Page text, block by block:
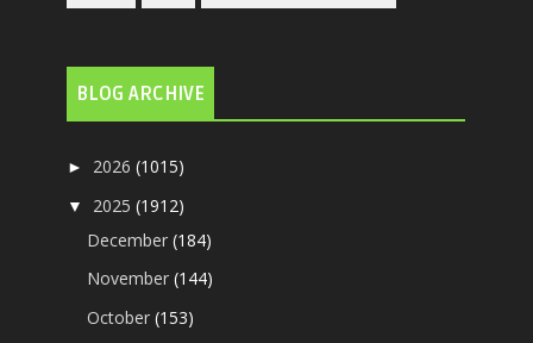
BLOG ARCHIVE
► 2026(1015)
▼ 2025(1912)
December(184)
November(144)
October(153)